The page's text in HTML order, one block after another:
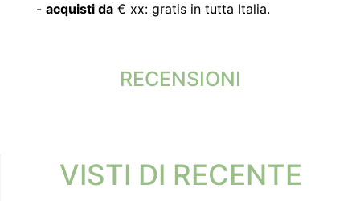
- acquisti da € xx: gratis in tutta Italia.
RECENSIONI
VISTI DI RECENTE